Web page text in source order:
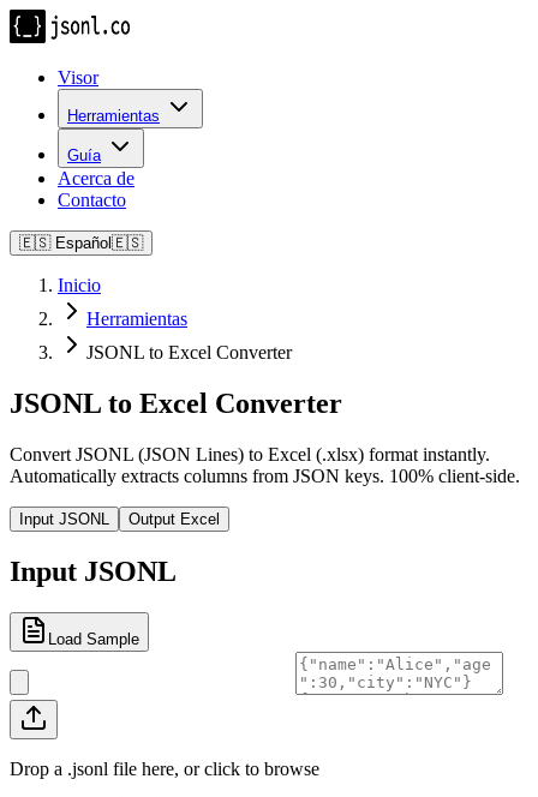
Visor
Herramientas
Guía
Acerca de
Contacto
🇪🇸 Español 🇪🇸
Inicio
Herramientas
JSONL to Excel Converter
JSONL to Excel Converter
Convert JSONL (JSON Lines) to Excel (.xlsx) format instantly.
Automatically extracts columns from JSON keys. 100% client-side.
Input JSONL Output Excel
Input JSONL
Load Sample
Drop a .jsonl file here, or click to browse